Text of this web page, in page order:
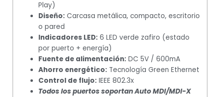
Play)
Diseño: Carcasa metálica, compacto, escritorio
o pared
Indicadores LED: 6 LED verde zafiro (estado
por puerto + energía)
Fuente de alimentación: DC 5V / 600mA
Ahorro energético: Tecnología Green Ethernet
Control de flujo: IEEE 802.3x
Todos los puertos soportan Auto MDI/MDI-X